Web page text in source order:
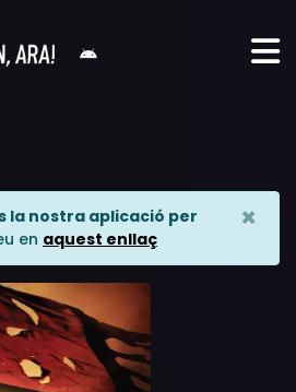
la nostra aplicació per
en aquest enllaç
×